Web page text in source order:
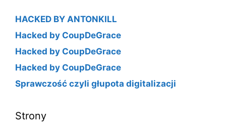
HACKED BY ANTONKILL
Hacked by CoupDeGrace
Hacked by CoupDeGrace
Hacked by CoupDeGrace
Sprawczość czyli głupota digitalizacji
Strony